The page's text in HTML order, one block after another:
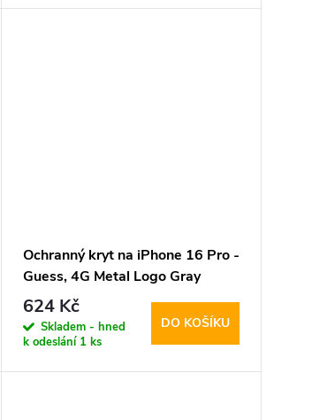
Ochranný kryt na iPhone 16 Pro -
Guess, 4G Metal Logo Gray
624 Kč
Skladem - hned
k odeslání 1 ks
DO KOŠÍKU